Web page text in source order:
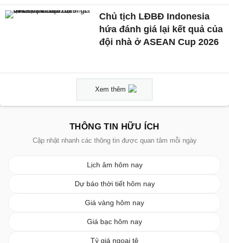
Chủ tịch LĐBĐ Indonesia
hứa đánh giá lại kết quả của
đội nhà ở ASEAN Cup 2026
Xem thêm
THÔNG TIN HỮU ÍCH
Cập nhật nhanh các thông tin được quan tâm mỗi ngày
Lịch âm hôm nay
Dự báo thời tiết hôm nay
Giá vàng hôm nay
Giá bạc hôm nay
Tỷ giá ngoại tệ